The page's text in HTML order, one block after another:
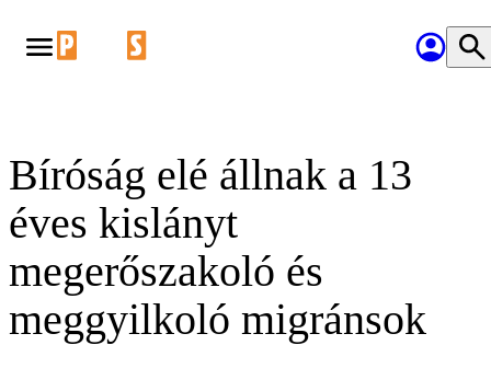
Bíróság elé állnak a 13
éves kislányt
megerőszakoló és
meggyilkoló migránsok